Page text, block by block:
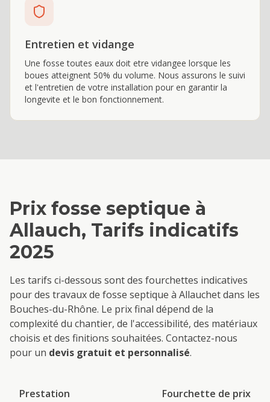
Entretien et vidange
Une fosse toutes eaux doit etre vidangee lorsque les
boues atteignent 50% du volume. Nous assurons le suivi
et l'entretien de votre installation pour en garantir la
longevite et le bon fonctionnement.
Prix fosse septique à
Allauch, Tarifs indicatifs
2025
Les tarifs ci-dessous sont des fourchettes indicatives
pour des travaux de fosse septique à Allauchet dans les
Bouches-du-Rhône. Le prix final dépend de la
complexité du chantier, de l'accessibilité, des matériaux
choisis et des finitions souhaitées. Contactez-nous
pour un devis gratuit et personnalisé.
Prestation Fourchette de prix